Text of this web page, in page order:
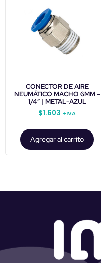
CONECTOR DE AIRE
NEUMÁTICO MACHO 6MM –
1/4″ | METAL-AZUL
$1.603 +IVA
Agregar al carrito